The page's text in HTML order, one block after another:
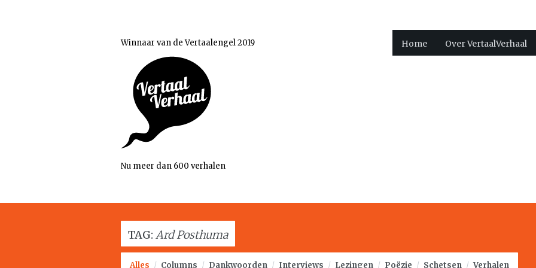
Winnaar van de Vertaalengel 2019
Nu meer dan 600 verhalen
Home Over VertaalVerhaal
TAG: Ard Posthuma
Alles / Columns / Dankwoorden / Interviews / Lezingen / Poëzie / Schetsen / Verhalen